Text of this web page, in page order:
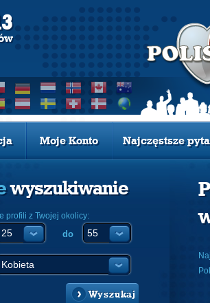
Moje Konto Najczęstsze
wyszukiwanie
profili z Twojej okolicy:
do
Wyszukaj